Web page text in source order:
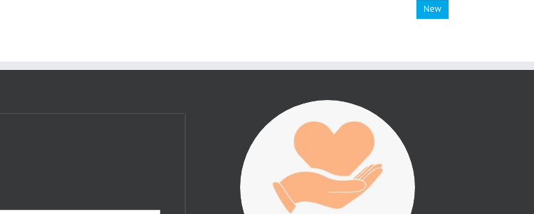
New
진리횃불 사역은 여러분
의 후원으로 이루어집니
다.